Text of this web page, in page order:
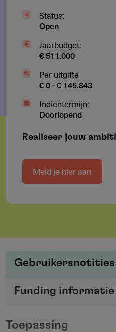
Status:
Open
Jaarbudget:
€ 511.000
Per uitgifte
€ 0 - € 145.843
Indientermijn:
Doorlopend
Realiseer jouw
Meld je hier aan
Toepassing
Gebruikersnotities
verstrekker met de
Funding informatie